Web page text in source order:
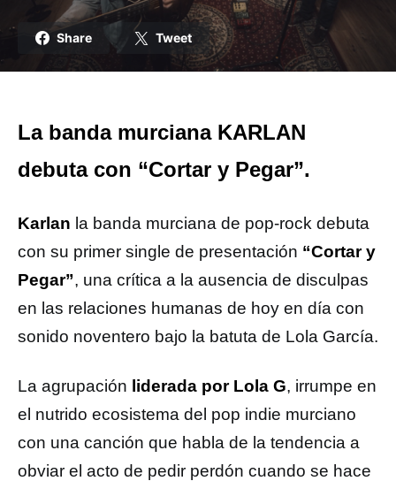
Share Tweet
La banda murciana KARLAN
debuta con “Cortar y Pegar”.
Karlan la banda murciana de pop-rock debuta
con su primer single de presentación “Cortar y
Pegar”, una crítica a la ausencia de disculpas
en las relaciones humanas de hoy en día con
sonido noventero bajo la batuta de Lola García.
La agrupación liderada por Lola G, irrumpe en
el nutrido ecosistema del pop indie murciano
con una canción que habla de la tendencia a
obviar el acto de pedir perdón cuando se hace